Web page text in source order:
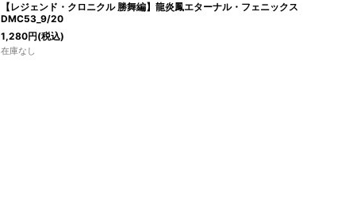
【レジェンド・クロニクル 勝舞編】龍炎鳳エターナル・フェニックス
DMC53_9/20
1,280円(税込)
在庫なし